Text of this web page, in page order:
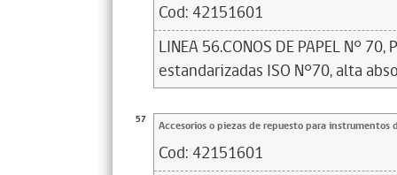
Cod: 42151601
LINEA 56.CONOS DE PAPEL N°
estandarizadas ISO N°70, alta
57 Accesorios o piezas de repuesto para instrumentos
Cod: 42151601